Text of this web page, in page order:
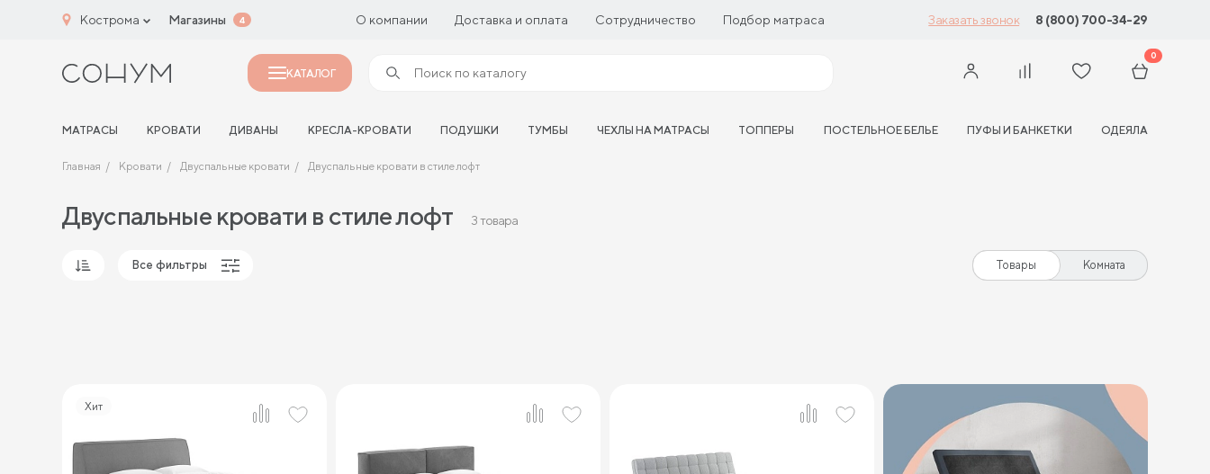
Кострома Магазины 4 О компании Доставка и оплата Сотрудничество Подбор матраса Заказать звонок 8 (800) 700-34-29
КАТАЛОГ
0
МАТРАСЫ КРОВАТИ ДИВАНЫ КРЕСЛА-КРОВАТИ ПОДУШКИ ТУМБЫ ЧЕХЛЫ НА МАТРАСЫ ТОППЕРЫ ПОСТЕЛЬНОЕ БЕЛЬЕ ПУФЫ И БАНКЕТКИ ОДЕЯЛА
Главная Кровати Двуспальные кровати Двуспальные кровати в стиле лофт
Двуспальные кровати в стиле лофт 3 товара
Все фильтры Товары Комната
Хит